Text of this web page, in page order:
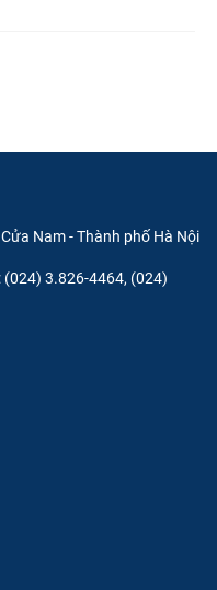
Nam - Thành phố Hà Nội
3.826-4464, (024)